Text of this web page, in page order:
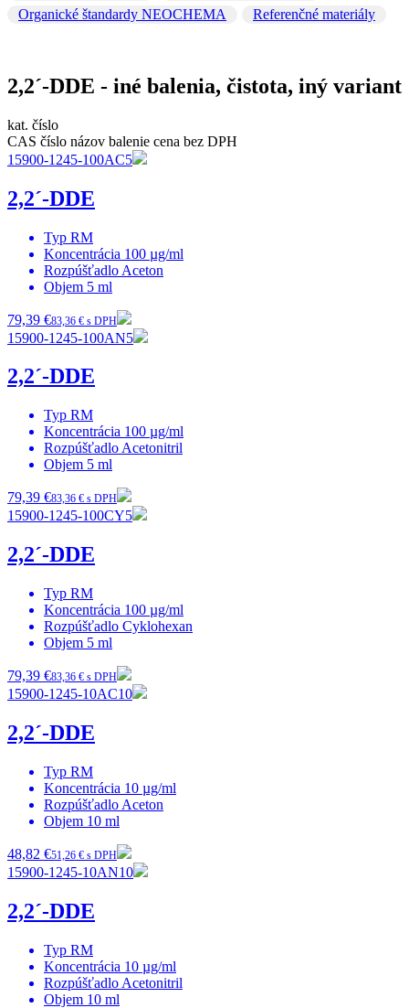
Organické štandardy NEOCHEMA
Referenčné materiály
2,2´-DDE - iné balenia, čistota, iný variant
kat. číslo
CAS číslo názov balenie cena bez DPH
15900-1245-100AC5
2,2´-DDE
Typ RM
Koncentrácia 100 µg/ml
Rozpúšťadlo Aceton
Objem 5 ml
79,39 €83,36 € s DPH
15900-1245-100AN5
2,2´-DDE
Typ RM
Koncentrácia 100 µg/ml
Rozpúšťadlo Acetonitril
Objem 5 ml
79,39 €83,36 € s DPH
15900-1245-100CY5
2,2´-DDE
Typ RM
Koncentrácia 100 µg/ml
Rozpúšťadlo Cyklohexan
Objem 5 ml
79,39 €83,36 € s DPH
15900-1245-10AC10
2,2´-DDE
Typ RM
Koncentrácia 10 µg/ml
Rozpúšťadlo Aceton
Objem 10 ml
48,82 €51,26 € s DPH
15900-1245-10AN10
2,2´-DDE
Typ RM
Koncentrácia 10 µg/ml
Rozpúšťadlo Acetonitril
Objem 10 ml